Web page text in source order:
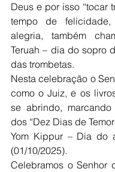
Deus e por isso “tocar
tempo de
alegria, também
Teruah – dia do sopro
das trombetas.
Nesta celebração o
como o Juiz, e os
se abrindo,
dos “Dez Dias de
Yom Kippur – Dia do
(01/10/2025).
Celebramos o Senhor